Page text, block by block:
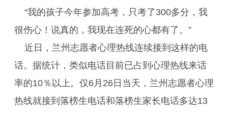
“我的孩子今年参加高考，只考了300多分，我
很伤心！说真的，我现在连死的心都有了。”
近日，兰州志愿者心理热线连续接到这样的电
话。据统计，类似电话目前已占到心理热线来话
率的10％以上。仅6月26日当天，兰州志愿者心理
热线就接到落榜生电话和落榜生家长电话多达13